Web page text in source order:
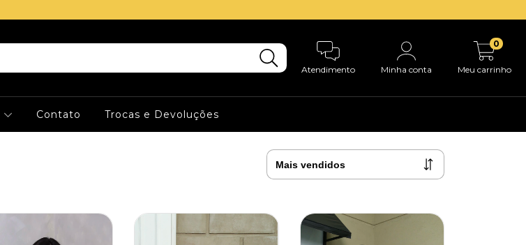
Atendimento Minha conta Meu carrinho
0
Contato Trocas e Devoluções